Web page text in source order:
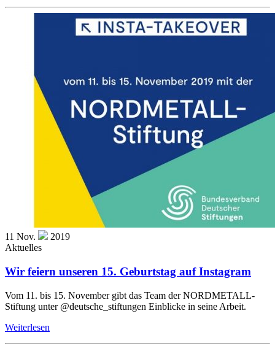
11 Nov.
2019
Aktuelles
Wir feiern unseren 15. Geburtstag auf Instagram
Vom 11. bis 15. November gibt das Team der NORDMETALL-
Stiftung unter @deutsche_stiftungen Einblicke in seine Arbeit.
Weiterlesen